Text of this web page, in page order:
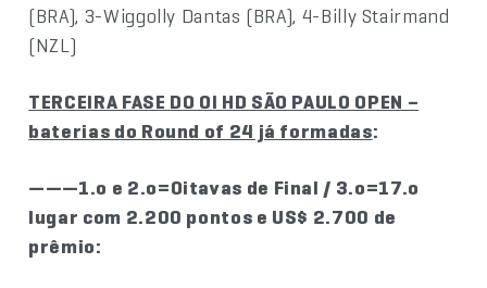
(BRA), 3-Wiggolly Dantas (BRA), 4-Billy Stairmand
(NZL)
TERCEIRA FASE DO OI HD SÃO PAULO OPEN –
baterias do Round of 24 já formadas:
———1.o e 2.o=Oitavas de Final / 3.o=17.o
lugar com 2.200 pontos e US$ 2.700 de
prêmio: